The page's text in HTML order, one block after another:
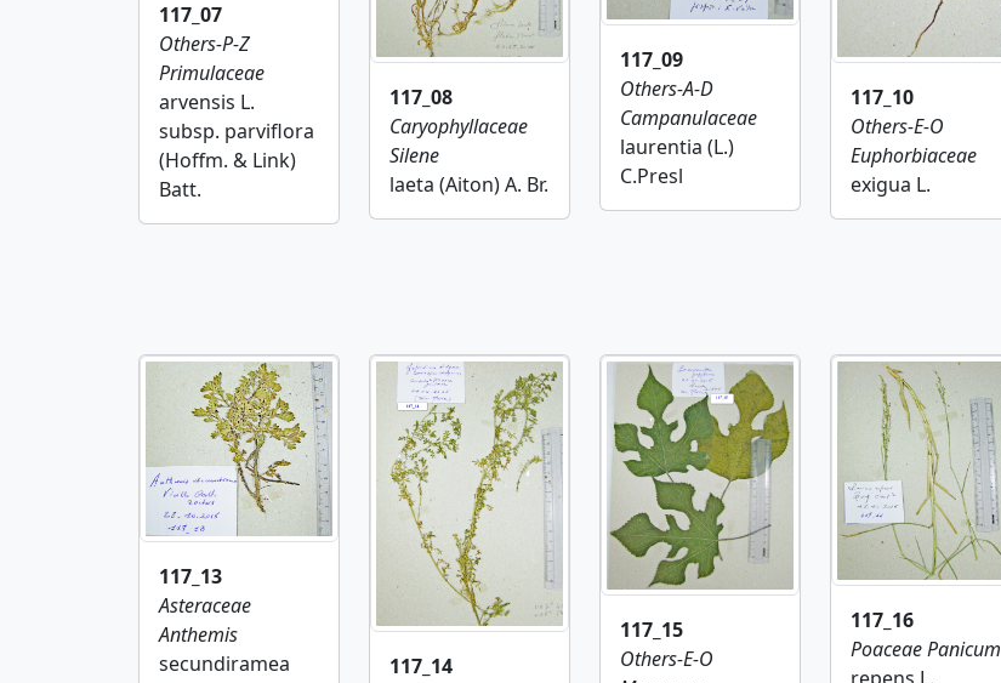
117_07
Others-P-Z
Primulaceae
arvensis L.
subsp. parviflora
(Hoffm. & Link)
Batt.
117_08
Caryophyllaceae
Silene
laeta (Aiton) A. Br.
117_09
Others-A-D
Campanulaceae
laurentia (L.)
C.Presl
117_10
Others-E-O
Euphorbiaceae
exigua L.
117_13
Asteraceae
Anthemis
secundiramea
117_14
117_15
Others-E-O
117_16
PoaceaePanicum